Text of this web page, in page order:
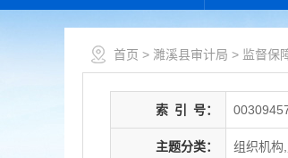
首页 > 濉溪县审计局 > 监督保
索 引 号：
主题分类： 组织机构